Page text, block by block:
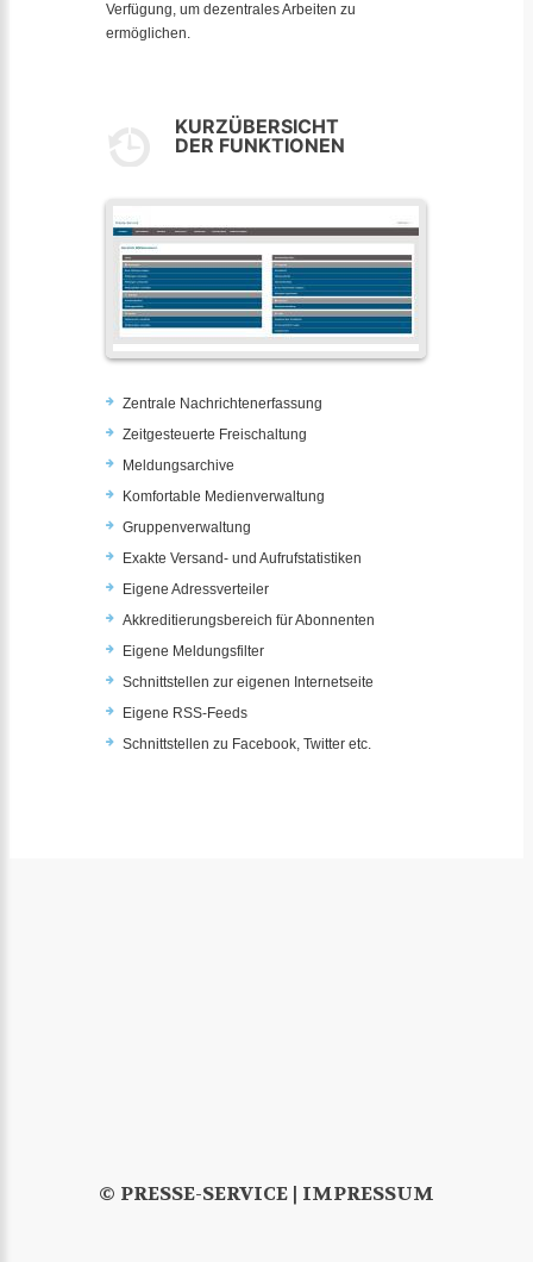
Verfügung, um dezentrales Arbeiten zu
ermöglichen.
KURZÜBERSICHT
DER FUNKTIONEN
Zentrale Nachrichtenerfassung
Zeitgesteuerte Freischaltung
Meldungsarchive
Komfortable Medienverwaltung
Gruppenverwaltung
Exakte Versand- und Aufrufstatistiken
Eigene Adressverteiler
Akkreditierungsbereich für Abonnenten
Eigene Meldungsfilter
Schnittstellen zur eigenen Internetseite
Eigene RSS-Feeds
Schnittstellen zu Facebook, Twitter etc.
© PRESSE-SERVICE | IMPRESSUM